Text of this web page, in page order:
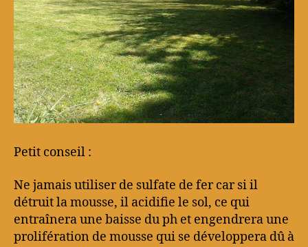
Petit conseil :
Ne jamais utiliser de sulfate de fer car si il
détruit la mousse, il acidifie le sol, ce qui
entraînera une baisse du ph et engendrera une
prolifération de mousse qui se développera dû à